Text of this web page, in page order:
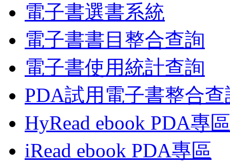
電子書選書系統
電子書書目整合查詢
電子書使用統計查詢
PDA試用電子書整合查
HyRead ebook PDA專區
iRead ebook PDA專區